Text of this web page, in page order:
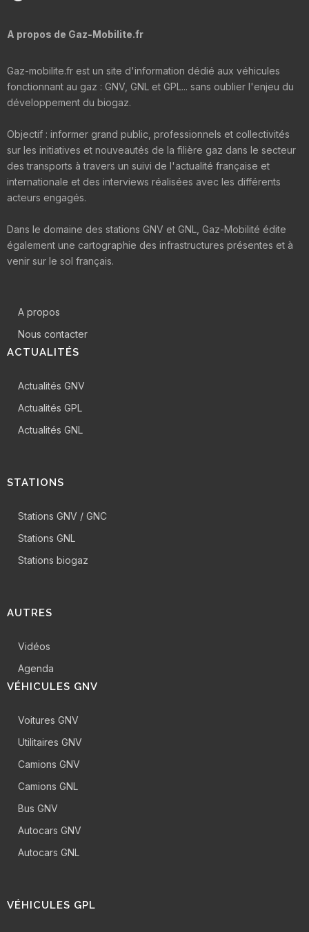
A propos de Gaz-Mobilite.fr
Gaz-mobilite.fr est un site d'information dédié aux véhicules
fonctionnant au gaz : GNV, GNL et GPL... sans oublier l'enjeu du
développement du biogaz.
Objectif : informer grand public, professionnels et collectivités
sur les initiatives et nouveautés de la filière gaz dans le secteur
des transports à travers un suivi de l'actualité française et
internationale et des interviews réalisées avec les différents
acteurs engagés.
Dans le domaine des stations GNV et GNL, Gaz-Mobilité édite
également une cartographie des infrastructures présentes et à
venir sur le sol français.
A propos
Nous contacter
ACTUALITÉS
Actualités GNV
Actualités GPL
Actualités GNL
STATIONS
Stations GNV / GNC
Stations GNL
Stations biogaz
AUTRES
Vidéos
Agenda
VÉHICULES GNV
Voitures GNV
Utilitaires GNV
Camions GNV
Camions GNL
Bus GNV
Autocars GNV
Autocars GNL
VÉHICULES GPL